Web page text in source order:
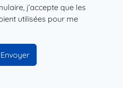
j’accepte que les
utilisées pour me
Envoyer